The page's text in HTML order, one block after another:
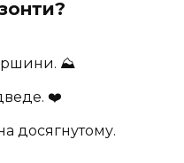
⛰️
❤️
досягнутому.